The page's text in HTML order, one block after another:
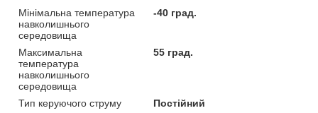
Мінімальна температура
навколишнього
середовища
-40 град.
Максимальна
температура
навколишнього
середовища
55 град.
Тип керуючого струму
Постійний